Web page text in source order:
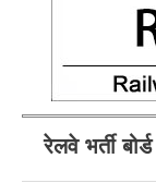
रेलवे भर्ती बोर्ड
रेलवे भर्ती